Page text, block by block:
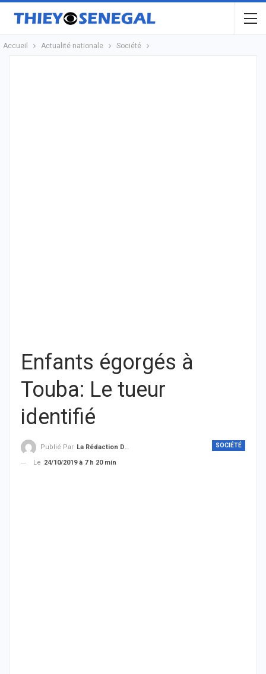
Accueil Actualité nationale Société
Enfants égorgés à
Touba: Le tueur
identifié
SOCIÉTÉ
Publié Par La Rédaction De THIEYSENEGAL.com
Le 24/10/2019 à 7 h 20 min